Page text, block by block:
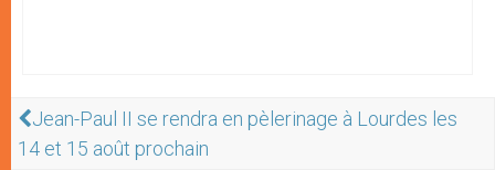
Jean-Paul II se rendra en pèlerinage à Lourdes les
14 et 15 août prochain